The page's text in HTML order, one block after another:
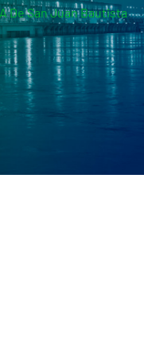
De San Juan Bautista